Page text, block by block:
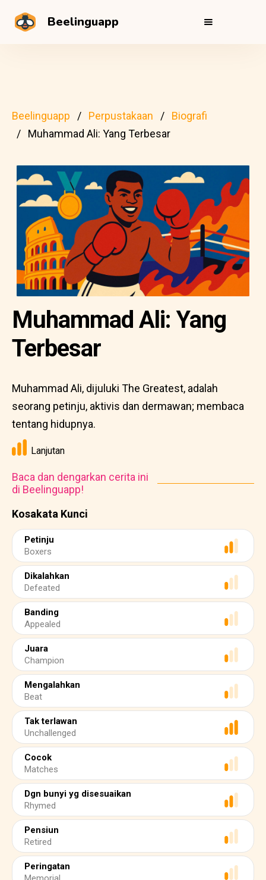
Beelinguapp
Beelinguapp Perpustakaan
Biografi
Muhammad Ali: Yang Terbesar
Kosakata Kunci
Petinju
Boxers
Dikalahkan
Defeated
Banding
Appealed
Juara
Champion
Mengalahkan
Beat
Tak terlawan
Unchallenged
Cocok
Matches
Dgn bunyi yg disesuaikan
Rhymed
Pensiun
Retired
Peringatan
Muhammad Ali: Yang
Terbesar
Muhammad Ali, dijuluki The Greatest, adalah
seorang petinju, aktivis dan dermawan; membaca
tentang hidupnya.
Lanjutan
Baca dan dengarkan cerita ini
di Beelinguapp!